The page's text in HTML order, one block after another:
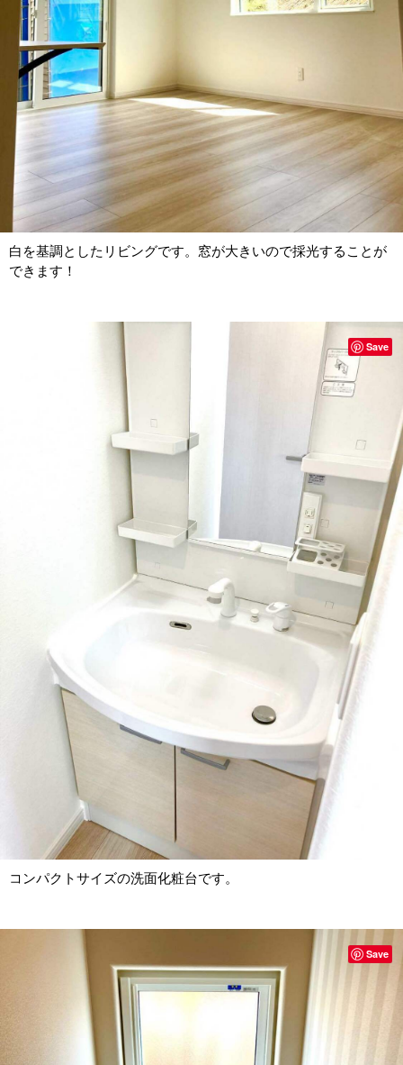
白を基調としたリビングです。窓が大きいので採光することが
できます！
コンパクトサイズの洗面化粧台です。
Save
Save